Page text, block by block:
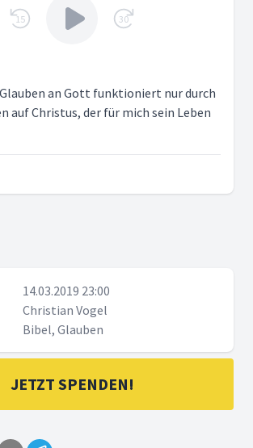
15 30
an Gott funktioniert nur durch
auf Christus, der für mich sein Leben
14.03.2019 23:00
Christian Vogel
Bibel, Glauben
JETZT SPENDEN!